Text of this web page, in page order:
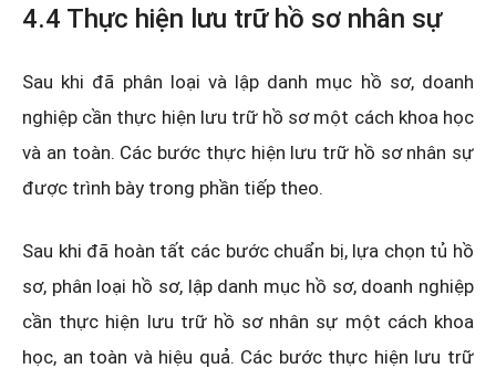
4.4 Thực hiện lưu trữ hồ sơ nhân sự
Sau khi đã phân loại và lập danh mục hồ sơ, doanh
nghiệp cần thực hiện lưu trữ hồ sơ một cách khoa học
và an toàn. Các bước thực hiện lưu trữ hồ sơ nhân sự
được trình bày trong phần tiếp theo.
Sau khi đã hoàn tất các bước chuẩn bị, lựa chọn tủ hồ
sơ, phân loại hồ sơ, lập danh mục hồ sơ, doanh nghiệp
cần thực hiện lưu trữ hồ sơ nhân sự một cách khoa
học, an toàn và hiệu quả. Các bước thực hiện lưu trữ